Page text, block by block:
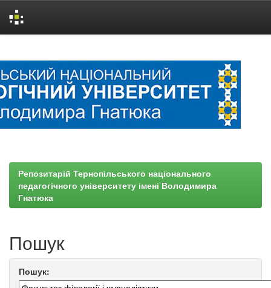
Репозитарій Тернопільського національного
педагогічного університету імені Володимира
Гнатюка
Пошук
Пошук: